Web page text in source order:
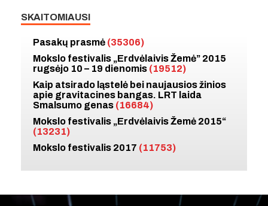
SKAITOMIAUSI
Pasakų prasmė (35306)
Mokslo festivalis „Erdvėlaivis Žemė” 2015
rugsėjo 10 – 19 dienomis (19512)
Kaip atsirado ląstelė bei naujausios žinios
apie gravitacines bangas. LRT laida
Smalsumo genas (16684)
Mokslo festivalis „Erdvėlaivis Žemė 2015“
(13231)
Mokslo festivalis 2017 (11753)